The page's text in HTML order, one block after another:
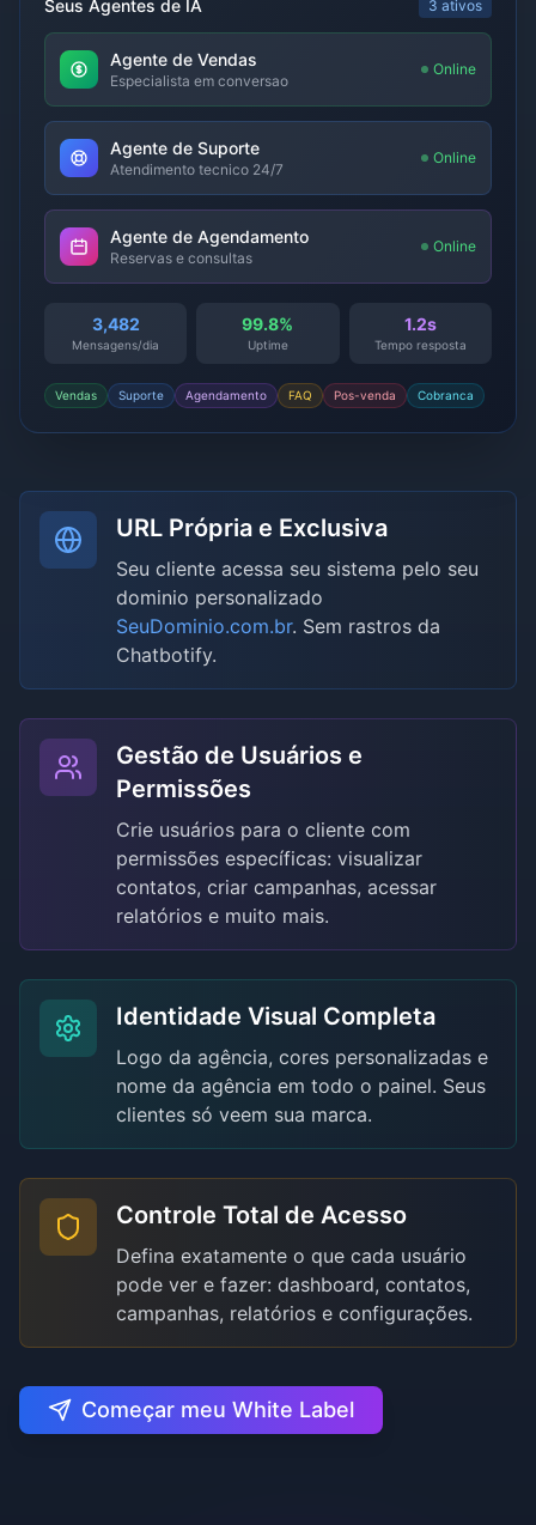
Seus Agentes de IA 3 ativos
Agente de Vendas
Especialista em conversao
Online
Agente de Suporte
Atendimento tecnico 24/7
Online
Agente de Agendamento
Reservas e consultas
Online
3,482
Mensagens/dia
99.8%
Uptime
1.2s
Tempo resposta
Vendas Suporte Agendamento FAQ Pos-venda Cobranca
URL Própria e Exclusiva
Seu cliente acessa seu sistema pelo seu
dominio personalizado
SeuDominio.com.br. Sem rastros da
Chatbotify.
Gestão de Usuários e
Permissões
Crie usuários para o cliente com
permissões específicas: visualizar
contatos, criar campanhas, acessar
relatórios e muito mais.
Identidade Visual Completa
Logo da agência, cores personalizadas e
nome da agência em todo o painel. Seus
clientes só veem sua marca.
Controle Total de Acesso
Defina exatamente o que cada usuário
pode ver e fazer: dashboard, contatos,
campanhas, relatórios e configurações.
Começar meu White Label